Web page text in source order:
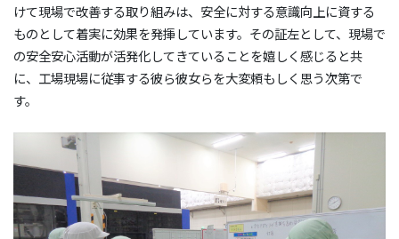
けて現場で改善する取り組みは、安全に対する意識向上に資する
ものとして着実に効果を発揮しています。その証左として、現場で
の安全安心活動が活発化してきていることを嬉しく感じると共
に、工場現場に従事する彼ら彼女らを大変頼もしく思う次第で
す。